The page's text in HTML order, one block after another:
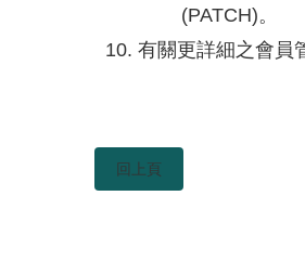
(PATCH)。
有關更詳細之會員
回上頁